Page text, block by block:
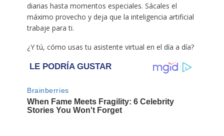
diarias hasta momentos especiales. Sácales el
máximo provecho y deja que la inteligencia artificial
trabaje para ti.
¿Y tú, cómo usas tu asistente virtual en el día a día?